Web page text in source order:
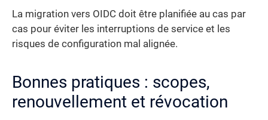
La migration vers OIDC doit être planifiée au cas par
cas pour éviter les interruptions de service et les
risques de configuration mal alignée.
Bonnes pratiques : scopes,
renouvellement et révocation